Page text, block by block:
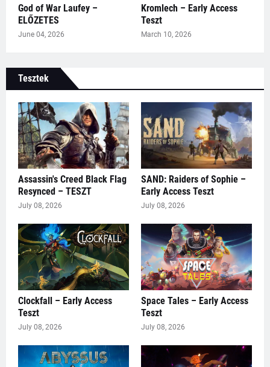
God of War Laufey –
ELŐZETES
June 04, 2026
Kromlech – Early Access
Teszt
March 10, 2026
Tesztek
Assassin's Creed Black Flag
Resynced – TESZT
July 08, 2026
SAND: Raiders of Sophie –
Early Access Teszt
July 08, 2026
Clockfall – Early Access
Teszt
July 08, 2026
Space Tales – Early Access
Teszt
July 08, 2026